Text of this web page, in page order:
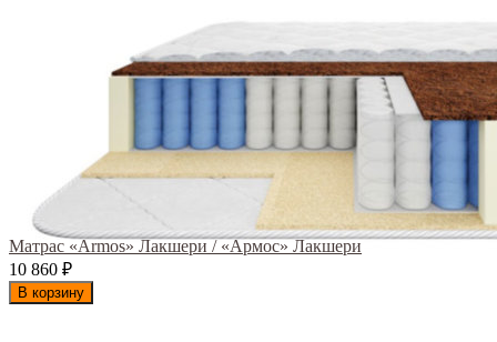
Матрас «Armos» Лакшери / «Армос» Лакшери
10 860 ₽
В корзину